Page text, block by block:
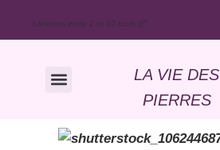
Livraison entre 2 et 10 jours 📦
LA VIE DES
PIERRES